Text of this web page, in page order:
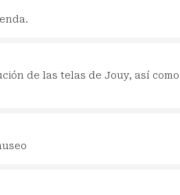
de las telas de Jouy, así como